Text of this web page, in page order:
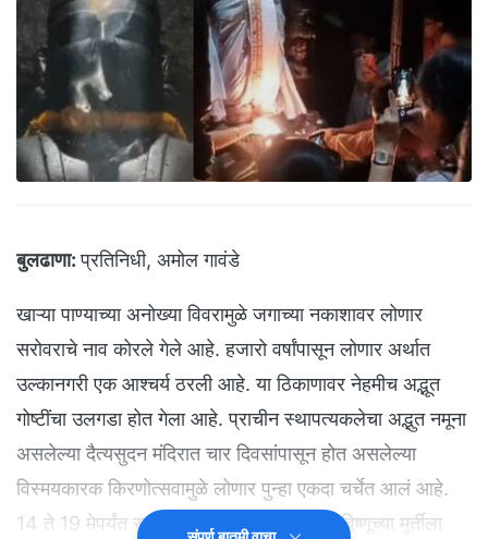
बुलढाणा: प्रतिनिधी, अमोल गावंडे
खाऱ्या पाण्याच्या अनोख्या विवरामुळे जगाच्या नकाशावर लोणार
सरोवराचे नाव कोरले गेले आहे. हजारो वर्षांपासून लोणार अर्थात
उल्कानगरी एक आश्चर्य ठरली आहे. या ठिकाणावर नेहमीच अद्भूत
गोष्टींचा उलगडा होत गेला आहे. प्राचीन स्थापत्यकलेचा अद्भुत नमूना
असलेल्या दैत्यसुदन मंदिरात चार दिवसांपासून होत असलेल्या
विस्मयकारक किरणोत्सवामुळे लोणार पुन्हा एकदा चर्चेत आलं आहे.
14 ते 19 मेपर्यंत सलग चार दिवसांपासून भगवान विष्णूच्या मूर्तीला